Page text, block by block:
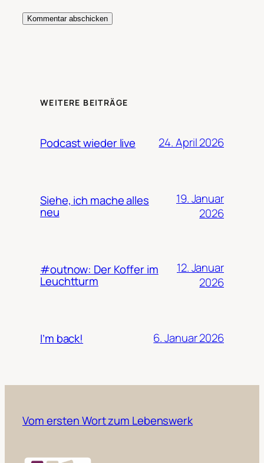
WEITERE BEITRÄGE
Podcast wieder live 24. April 2026
Siehe, ich mache alles
neu
19. Januar
2026
#outnow: Der Koffer im
Leuchtturm
12. Januar
2026
I’m back! 6. Januar 2026
Vom ersten Wort zum Lebenswerk